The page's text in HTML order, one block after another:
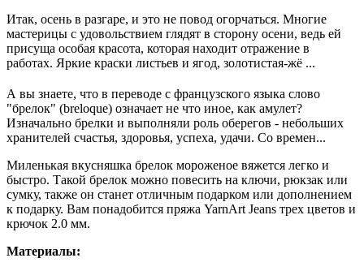
Итак, осень в разгаре, и это не повод огорчаться. Многие
мастерицы с удовольствием глядят в сторону осени, ведь ей
присуща особая красота, которая находит отражение в
работах. Яркие краски листьев и ягод, золотистая-жё ...
А вы знаете, что в переводе с французского языка слово
"брелок" (breloque) означает не что иное, как амулет?
Изначально брелки и выполняли роль оберегов - небольших
хранителей счастья, здоровья, успеха, удачи. Со времен...
Миленькая вкусняшка брелок мороженое вяжется легко и
быстро. Такой брелок можно повесить на ключи, рюкзак или
сумку, также он станет отличным подарком или дополнением
к подарку. Вам понадобится пряжа YarnArt Jeans трех цветов и
крючок 2.0 мм.
Материалы: